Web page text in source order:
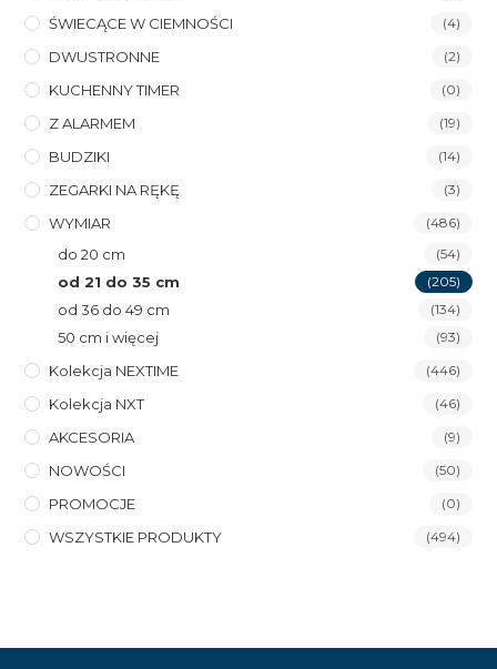
ŚWIECĄCE W CIEMNOŚCI (4)
DWUSTRONNE (2)
KUCHENNY TIMER (0)
Z ALARMEM (19)
BUDZIKI (14)
ZEGARKI NA RĘKĘ (3)
WYMIAR (486)
do 20 cm (54)
od 21 do 35 cm (205)
od 36 do 49 cm (134)
50 cm i więcej (93)
Kolekcja NEXTIME (446)
Kolekcja NXT (46)
AKCESORIA (9)
NOWOŚCI (50)
PROMOCJE (0)
WSZYSTKIE PRODUKTY (494)